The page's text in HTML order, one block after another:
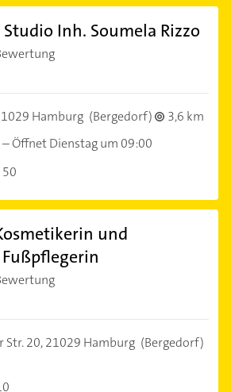
Inh. Soumela Rizzo
Hamburg (Bergedorf)
3,6 km
–Öffnet Dienstag um 09:00
und
Str. 20,21029 Hamburg (Bergedorf)